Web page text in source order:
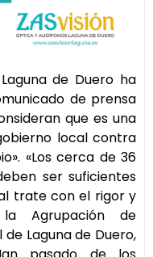
de Duero ha
de prensa
que es una
local contra
«Los cerca de 36
ser suficientes
trate con el rigor y
Agrupación de
Laguna de Duero,